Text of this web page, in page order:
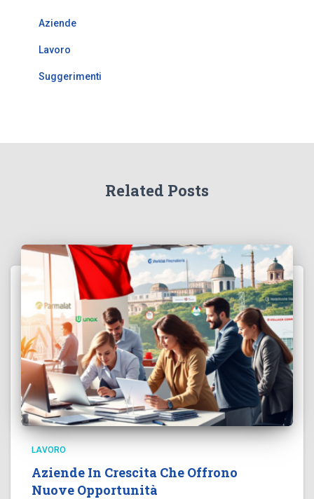
Aziende
Lavoro
Suggerimenti
Related Posts
LAVORO
Aziende In Crescita Che Offrono
Nuove Opportunità